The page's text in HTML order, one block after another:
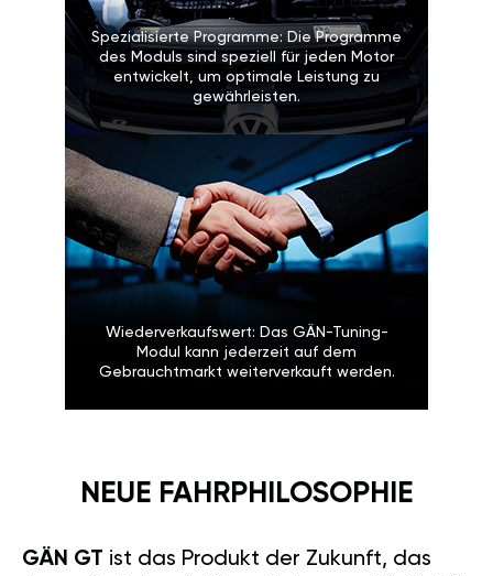
Spezialisierte Programme: Die Programme
des Moduls sind speziell für jeden Motor
entwickelt, um optimale Leistung zu
gewährleisten.
Wiederverkaufswert: Das GÄN-Tuning-
Modul kann jederzeit auf dem
Gebrauchtmarkt weiterverkauft werden.
NEUE FAHRPHILOSOPHIE
GÄN GT ist das Produkt der Zukunft, das